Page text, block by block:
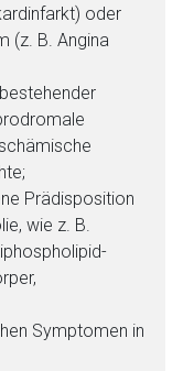
oder
(z. B. Angina
Prädisposition
wie z. B.
Symptomen in